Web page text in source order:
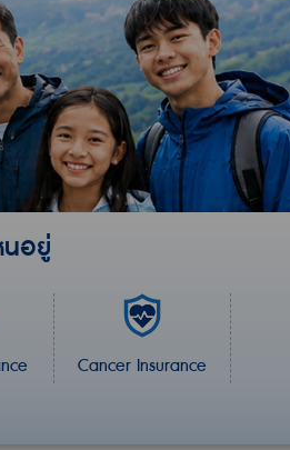
นอยู่
Cancer Insurance